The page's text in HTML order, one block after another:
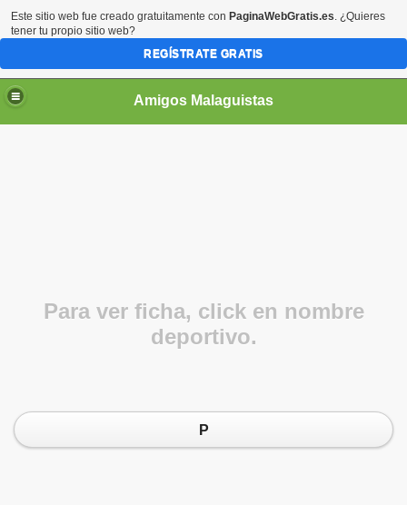
Amigos Malaguistas
Para ver ficha, click en nombre
deportivo.
P
Este sitio web fue creado gratuitamente con PaginaWebGratis.es. ¿Quieres
tener tu propio sitio web?
REGÍSTRATE GRATIS